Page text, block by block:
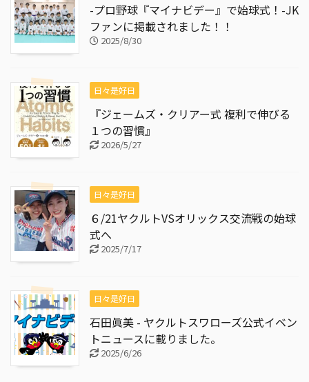
-プロ野球『マイナビデー』で始球式！-JK
ファンに掲載されました！！
2025/8/30
日々是好日
『ジェームズ・クリアー式 複利で伸びる
１つの習慣』
2026/5/27
日々是好日
６/21ヤクルトVSオリックス交流戦の始球
式へ
2025/7/17
日々是好日
石田眞美 - ヤクルトスワローズ公式イベン
トニュースに載りました。
2025/6/26